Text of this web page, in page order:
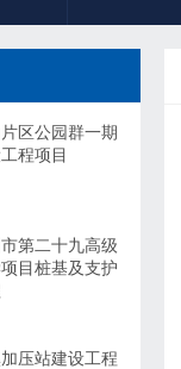
区公园群一期
程项目
第二十九高级
目桩基及支护
压站建设工程